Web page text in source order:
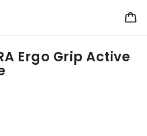
Ergo Grip Active